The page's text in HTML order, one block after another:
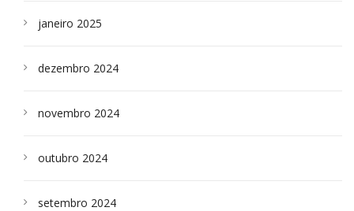
janeiro 2025
dezembro 2024
novembro 2024
outubro 2024
setembro 2024